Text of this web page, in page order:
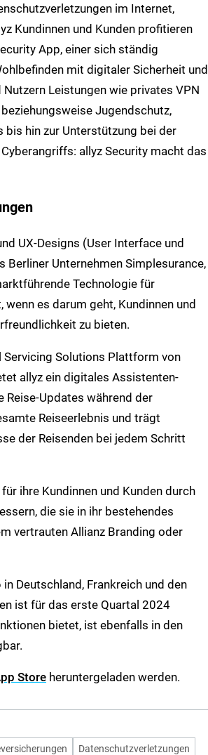
im Internet,
Kundinnen und Kunden profitieren
App, einer sich ständig
mit digitaler Sicherheit und
Leistungen wie privates VPN
Jugendschutz,
hin zur Unterstützung bei der
allyz Security macht das
UX-Designs (User Interface und
Berliner Unternehmen Simplesurance,
Technologie für
es darum geht, Kundinnen und
zu bieten.
Servicing Solutions Plattform von
allyz ein digitales Assistenten-
Updates während der
Reiseerlebnis und trägt
der Reisenden bei jedem Schritt
ihre Kundinnen und Kunden durch
die sie in ihr bestehendes
vertrauten Allianz Branding oder
Deutschland, Frankreich und den
ist für das erste Quartal 2024
bietet, ist ebenfalls in den
Store heruntergeladen werden.
Datenschutzverletzungen